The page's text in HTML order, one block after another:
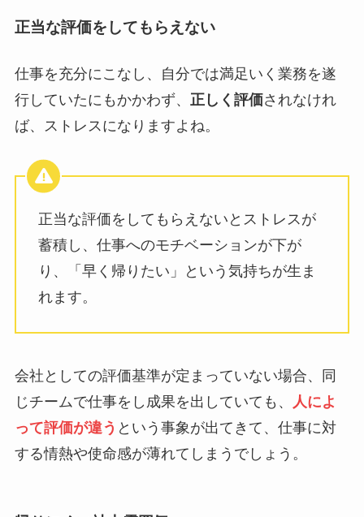
正当な評価をしてもらえない
仕事を充分にこなし、自分では満足いく業務を遂
行していたにもかかわず、 正しく評価されなけれ
ば、ストレスになりますよね。
正当な評価をしてもらえないとストレスが
蓄積し、仕事へのモチベーションが下が
り、「早く帰りたい」という気持ちが生ま
れます。
会社としての評価基準が定まっていない場合、同
じチームで仕事をし成果を出していても、
人によ
って評価が違う という事象が出てきて、仕事に対
する情熱や使命感が薄れてしまうでしょう。